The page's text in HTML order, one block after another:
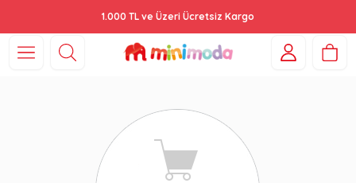
1.000 TL ve Üzeri Ücretsiz Kargo